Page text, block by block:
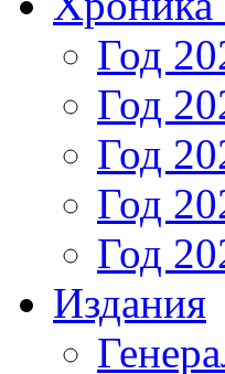
Год
Год
Год
Год
Год
Издания